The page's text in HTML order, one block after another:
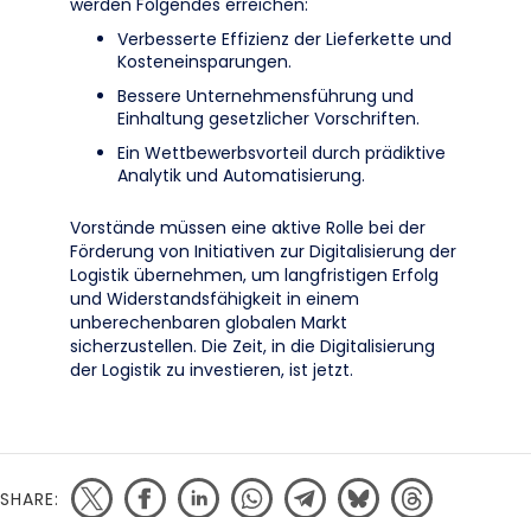
werden Folgendes erreichen:
Verbesserte Effizienz der Lieferkette und
Kosteneinsparungen.
Bessere Unternehmensführung und
Einhaltung gesetzlicher Vorschriften.
Ein Wettbewerbsvorteil durch prädiktive
Analytik und Automatisierung.
Vorstände müssen eine aktive Rolle bei der
Förderung von Initiativen zur Digitalisierung der
Logistik übernehmen, um langfristigen Erfolg
und Widerstandsfähigkeit in einem
unberechenbaren globalen Markt
sicherzustellen. Die Zeit, in die Digitalisierung
der Logistik zu investieren, ist jetzt.
SHARE: